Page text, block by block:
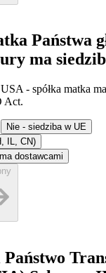
Państwa
ma
- spółka matka
Act.
Nie - siedziba w UE
IL, CN)
dostawcami